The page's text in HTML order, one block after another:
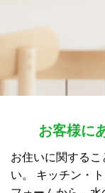
お客様に
お住いに関する
い。
キッチン・